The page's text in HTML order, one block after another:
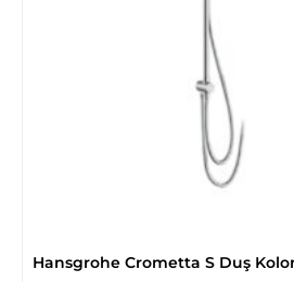
Hansgrohe Crometta S Duş